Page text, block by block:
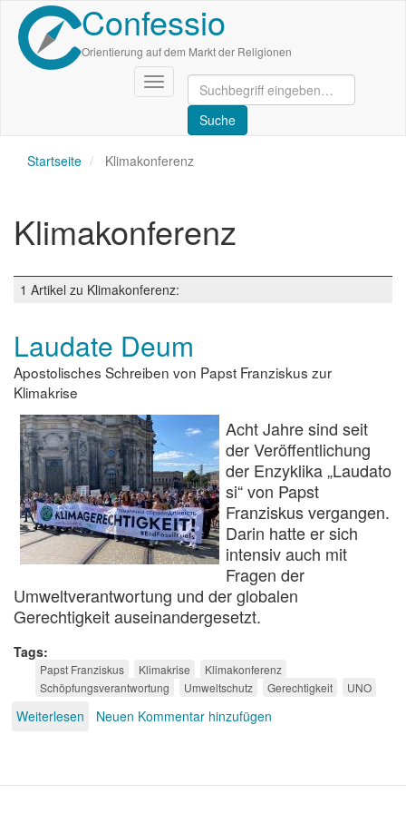
Direkt
zum
Inhalt
Confessio
Orientierung auf dem Markt der Religionen
Navigation
aktivieren/deaktivieren
Startseite Klimakonferenz
Klimakonferenz
1 Artikel zu Klimakonferenz:
Laudate Deum
Apostolisches Schreiben von Papst Franziskus zur
Klimakrise
Acht Jahre sind seit
der Veröffentlichung
der Enzyklika „Laudato
si“ von Papst
Franziskus vergangen.
Darin hatte er sich
intensiv auch mit
Fragen der
Umweltverantwortung und der globalen
Gerechtigkeit auseinandergesetzt.
Tags
Papst Franziskus Klimakrise
Klimakonferenz
Schöpfungsverantwortung
Umweltschutz Gerechtigkeit UNO
Weiterlesen über
Neuen Kommentar hinzufügen